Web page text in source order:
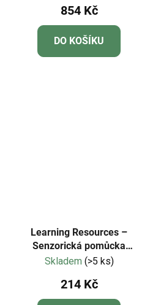
854 Kč
DO KOŠÍKU
Learning Resources –
Senzorická pomůcka
Duha emocí (Fidget
Skladem (>5 ks)
214 Kč